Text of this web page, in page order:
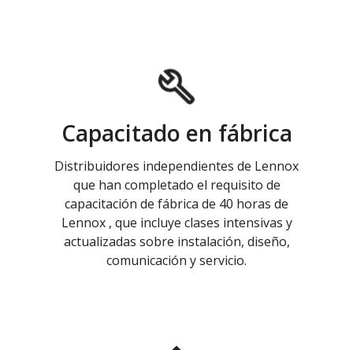
Capacitado en fábrica
Distribuidores independientes de Lennox
que han completado el requisito de
capacitación de fábrica de 40 horas de
Lennox , que incluye clases intensivas y
actualizadas sobre instalación, diseño,
comunicación y servicio.